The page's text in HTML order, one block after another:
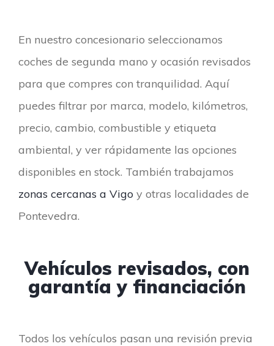
En nuestro concesionario seleccionamos
coches de segunda mano y ocasión revisados
para que compres con tranquilidad. Aquí
puedes filtrar por marca, modelo, kilómetros,
precio, cambio, combustible y etiqueta
ambiental, y ver rápidamente las opciones
disponibles en stock. También trabajamos
zonas cercanas a Vigo y otras localidades de
Pontevedra.
Vehículos revisados, con
garantía y financiación
Todos los vehículos pasan una revisión previa